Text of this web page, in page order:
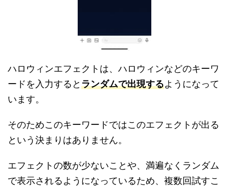
ハロウィンエフェクトは、ハロウィンなどのキーワ
ードを入力するとランダムで出現するようになって
います。
そのためこのキーワードではこのエフェクトが出る
という決まりはありません。
エフェクトの数が少ないことや、満遍なくランダム
で表示されるようになっているため、複数回試すこ